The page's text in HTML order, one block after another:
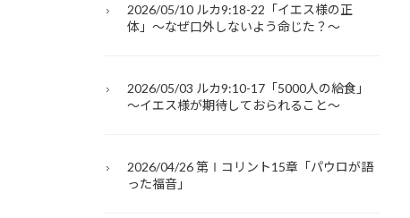
2026/05/10 ルカ9:18-22「イエス様の正
体」～なぜ口外しないよう命じた？～
2026/05/03 ルカ9:10-17「5000人の給食」
～イエス様が期待しておられること～
2026/04/26 第Ⅰコリント15章「パウロが語
った福音」